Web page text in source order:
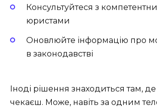
Консультуйтеся з
юристами
Оновлюйте інформацію про
в законодавстві
Іноді рішення знаходиться там,
чекаєш. Може, навіть за одним